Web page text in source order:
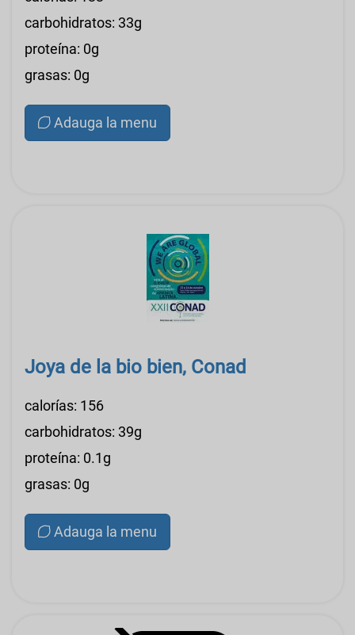
carbohidratos: 33g
proteína: 0g
grasas: 0g
Adauga la menu
Joya de la bio bien, Conad
calorías: 156
carbohidratos: 39g
proteína: 0.1g
grasas: 0g
Adauga la menu